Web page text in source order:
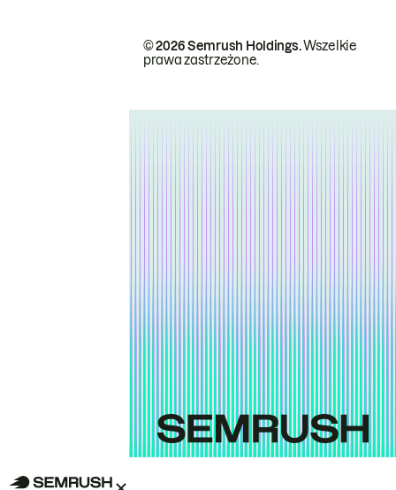
© 2026 Semrush Holdings.Wszelkie
prawa zastrzeżone.